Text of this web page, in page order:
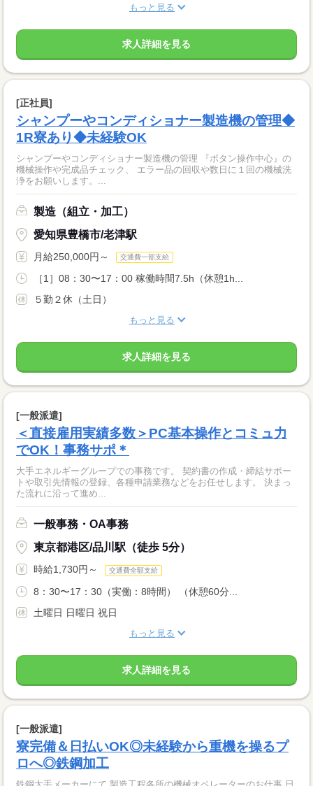
もっと見る
求人詳細を見る
[正社員]
シャンプーやコンディショナー製造機の管理◆
1R寮あり◆未経験OK
シャンプーやコンディショナー製造機の管理 『ボタン操作中心』の
機械操作や完成品チェック、 エラー品の回収や数日に１回の機械洗
浄をお願いします。...
製造（組立・加工）
愛知県豊橋市/老津駅
月給250,000円～ 交通費一部支給
［1］08：30〜17：00 稼働時間7.5h（休憩1h...
５勤２休（土日）
もっと見る
求人詳細を見る
[一般派遣]
＜直接雇用実績多数＞PC基本操作とコミュ力
でOK！事務サポ＊
大手エネルギーグループでの事務です。 契約書の作成・締結サポー
トや取引先情報の登録、各種申請業務などをお任せします。 決まっ
た流れに沿って進め...
一般事務・OA事務
東京都港区/品川駅（徒歩 5分）
時給1,730円～ 交通費全額支給
8：30〜17：30（実働：8時間） （休憩60分...
土曜日 日曜日 祝日
もっと見る
求人詳細を見る
[一般派遣]
寮完備＆日払いOK◎未経験から重機を操るプ
ロへ◎鉄鋼加工